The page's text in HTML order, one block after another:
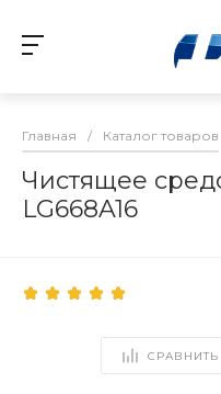
Главная / Каталог товаров
Чистящее
LG668A16
СРАВНИТЬ